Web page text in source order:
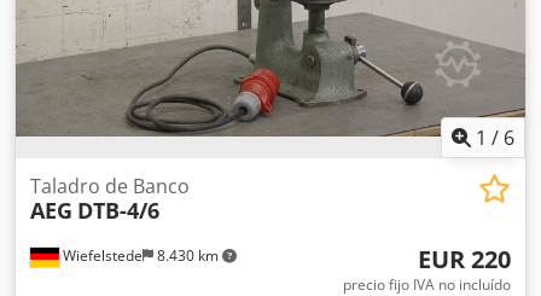
1 / 6
Wiefelstede 8.430 km
Taladro de Banco
AEG DTB-4/6
EUR 220
precio fijo IVA no incluído